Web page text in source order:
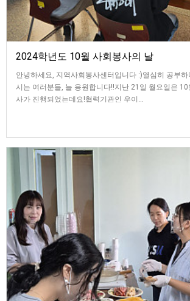
2024학년도 10월 사회봉사의 날
안녕하세요, 지역사회봉사센터입니다 :)열심히 공부
시는 여러분들, 늘 응원합니다!!지난 21일 월요일은
사가 진행되었는데요!협력기관인 우이…